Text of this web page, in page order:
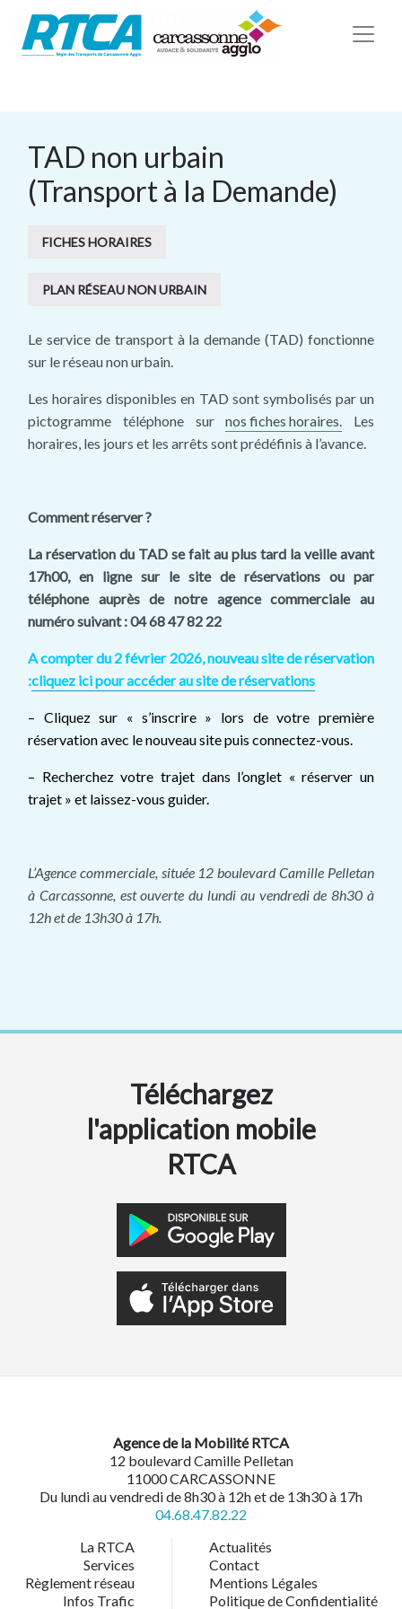
TAD non urbain
(Transport à la Demande)
FICHES HORAIRES
PLAN RÉSEAU NON URBAIN
Le service de transport à la demande (TAD) fonctionne
sur le réseau non urbain.
Les horaires disponibles en TAD sont symbolisés par un
pictogramme téléphone surnos fiches horaires. Les
horaires, les jours et les arrêts sont prédéfinis à l’avance.
Comment réserver ?
La réservation du TAD se fait au plus tard la veille avant
17h00, en ligne sur le site de réservations ou par
téléphone auprès de notre agence commerciale au
numéro suivant : 04 68 47 82 22
A compter du 2 février 2026, nouveau site de réservation
:cliquez ici pour accéder au site de réservations
– Cliquez sur « s’inscrire » lors de votre première
réservation avec le nouveau site puis connectez-vous.
– Recherchez votre trajet dans l’onglet « réserver un
trajet » et laissez-vous guider.
L’Agence commerciale, située 12 boulevard Camille Pelletan
à Carcassonne, est ouverte du lundi au vendredi de 8h30 à
12h et de 13h30 à 17h.
Téléchargez
l'application mobile
RTCA
Agence de la Mobilité RTCA
12 boulevard Camille Pelletan
11000 CARCASSONNE
Du lundi au vendredi de 8h30 à 12h et de 13h30 à 17h
04.68.47.82.22
La RTCA
Services
Règlement réseau
Infos Trafic
Actualités
Contact
Mentions Légales
Politique de Confidentialité